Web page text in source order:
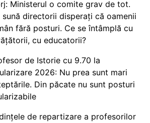
Ministerul o comite grav de tot.
sună directorii disperați că oamenii
fără posturi. Ce se întâmplă cu
cu educatorii?
de Istorie cu 9.70 la
2026: Nu prea sunt mari
Din păcate nu sunt posturi
de repartizare a profesorilor